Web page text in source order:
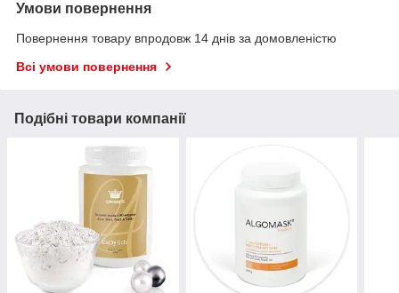
Умови повернення
Повернення товару впродовж 14 днів за домовленістю
Всі умови повернення
Подібні товари компанії